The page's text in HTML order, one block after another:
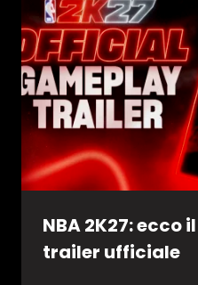
NBA 2K27:
trailer ufficiale